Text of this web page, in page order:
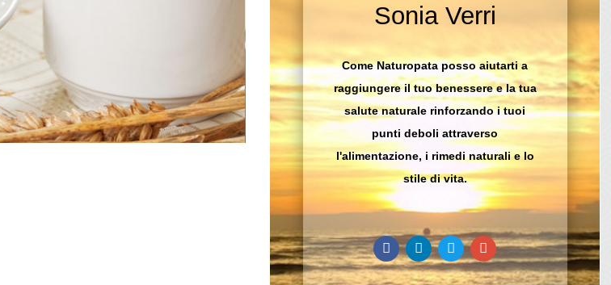
Sonia Verri
Come Naturopata posso aiutarti a
raggiungere il tuo benessere e la tua
salute naturale rinforzando i tuoi
punti deboli attraverso
l'alimentazione, i rimedi naturali e lo
stile di vita.